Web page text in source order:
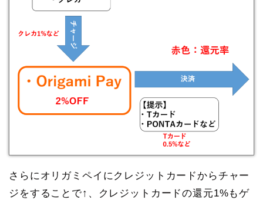
さらにオリガミペイにクレジットカードからチャー
ジをすることで↑、クレジットカードの還元1%もゲ